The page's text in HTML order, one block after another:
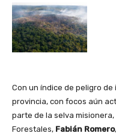
Con un índice de peligro
provincia, con focos aún
parte de la selva
Forestales, Fabián Romero